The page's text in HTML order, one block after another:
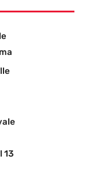
13